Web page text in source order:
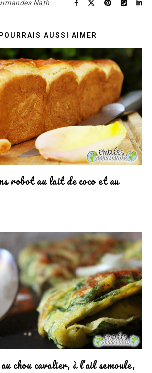
Nath
AUSSI AIMER
robot au lait de coco et au
chou cavalier, à l’ail semoule,